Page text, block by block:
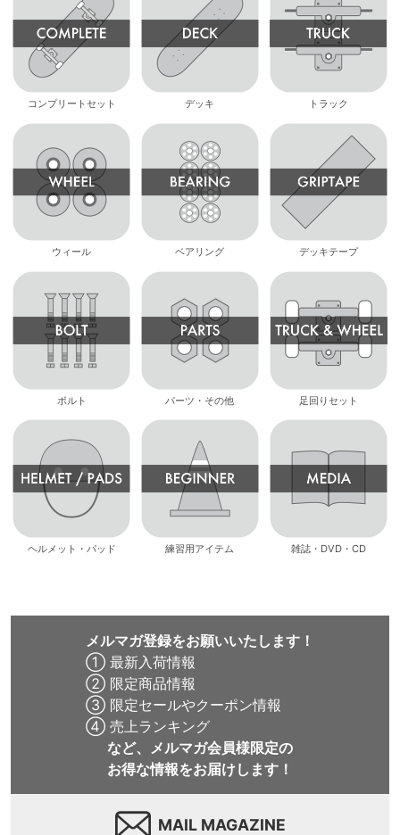
コンプリートセット デッキ トラック
ウィール ベアリング デッキテープ
ボルト パーツ・その他 足回りセット
ヘルメット・パッド 練習用アイテム 雑誌・DVD・CD
メルマガ登録をお願いいたします！
① 最新入荷情報
② 限定商品情報
③ 限定セールやクーポン情報
④ 売上ランキング
など、メルマガ会員様限定の
お得な情報をお届けします！
MAIL MAGAZINE